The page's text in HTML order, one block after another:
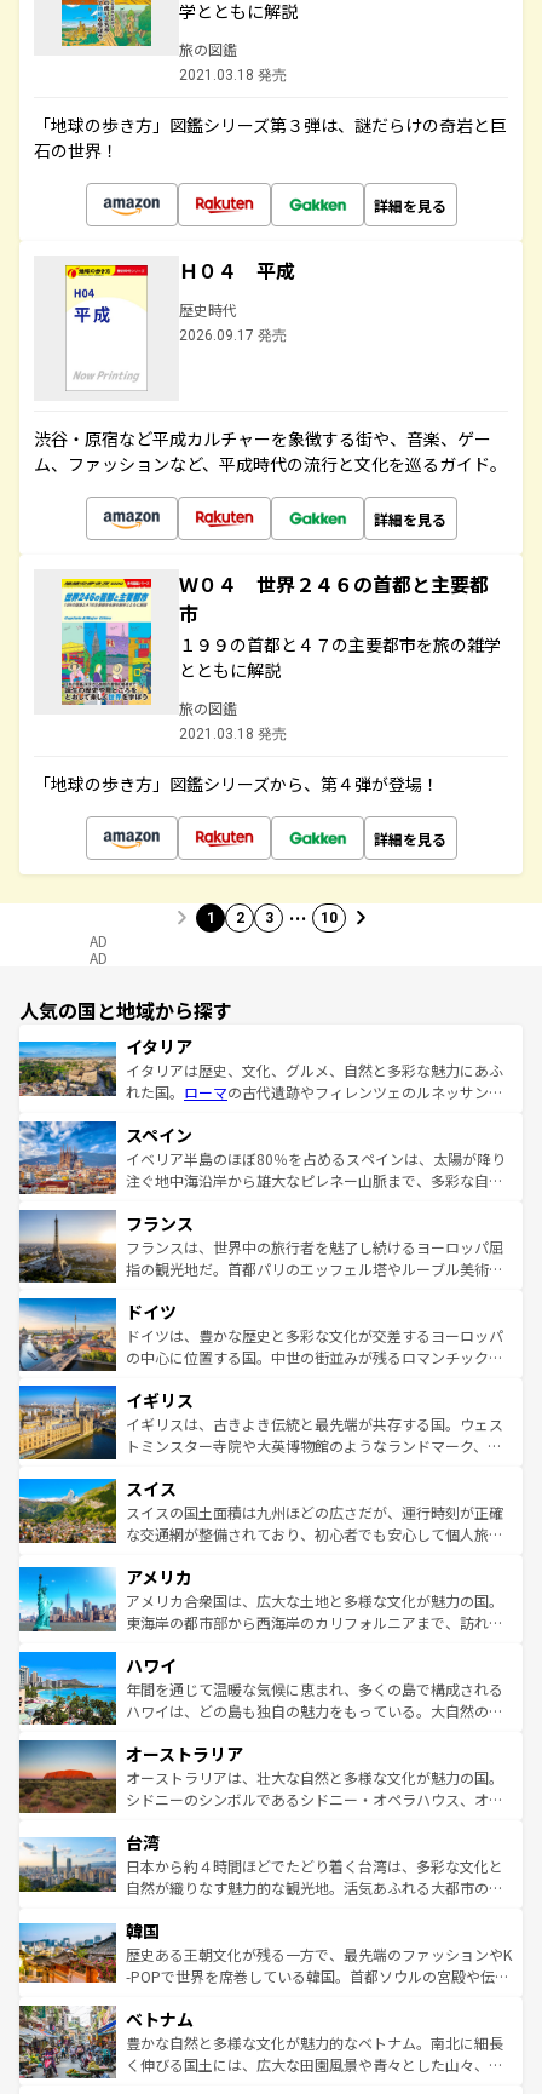
学とともに解説
旅の図鑑
2021.03.18 発売
「地球の歩き方」図鑑シリーズ第３弾は、謎だらけの奇岩と巨
石の世界！
詳細を見る
Ｈ０４ 平成
歴史時代
2026.09.17 発売
渋谷・原宿など平成カルチャーを象徴する街や、音楽、ゲー
ム、ファッションなど、平成時代の流行と文化を巡るガイド。
詳細を見る
Ｗ０４ 世界２４６の首都と主要都
市
１９９の首都と４７の主要都市を旅の雑学
とともに解説
旅の図鑑
2021.03.18 発売
「地球の歩き方」図鑑シリーズから、第４弾が登場！
詳細を見る
1 2 3 … 10
AD
AD
人気の国と地域から探す
イタリア
イタリアは歴史、文化、グルメ、自然と多彩な魅力にあふ
れた国。 ローマの古代遺跡やフィレンツェのルネッサンス
ろん、トスカーナの美しい田園風景やアマルフィ海岸の絶
景など、自然景観も見逃せない。観光の合間には、本場の
ピザやパスタなど、絶品のイタリア料理を堪能することも
ませてくれるイタリアで、忘れられない旅をしてみよう！
なお、新着のイタリア情報はコンテンツ一覧 を参照してほ
しい。
スペイン
イベリア半島のほぼ80％を占めるスペインは、太陽が降り
注ぐ地中海沿岸から雄大なピレネー山脈まで、多彩な自然
文化が根付くこの国では、情熱的なフラメンコ、熱気あふ
れる闘牛、そして美味しいタパスが生活の一部となってい
る。首都マドリードの洗練された雰囲気や、バルセロナの
の城塞都市、穏やかなビーチリゾートまで多彩な表情を見
せる。地方によって風土や気候が異なるスペインはその個
性で訪れる人を魅了する。 なお、新着のスペイン情報はコ
フランス
フランスは、世界中の旅行者を魅了し続けるヨーロッパ屈
指の観光地だ。首都パリのエッフェル塔やルーブル美術館
で、幅広い魅力が詰まっている。華麗な宮殿、歴史的な大
聖堂、美しいビーチ、そして豊かな自然が、訪れる者を心
から魅了する。また、フランスは美食の国としても知ら
いる。シャンパンの発祥地であるランス、プロヴァンスの
香り高いラベンダー畑など、多彩な楽しみ方が可能だ。さ
らに、パリ以外の地域にも魅力が溢れており、どの街角に
れる地方に足を運ぶとそれぞれで全く異なる文化を体験で
きるだろう。 なお、新着のフランス情報はコンテンツ一覧
を参照してほしい。
ドイツ
ドイツは、豊かな歴史と多彩な文化が交差するヨーロッパ
の中心に位置する国。中世の街並みが残るロマンチック街
顔を持つこの国は、どこを歩いても飽きることがない。ベ
ルリンの文化的活気、バイエルン州のアルプスの絶景、そ
してライン川沿いのワイン畑といった風景は必見。ビール
は、お酒好きな人にはぜひ体験してほしい。 なお、新着の
ドイツ情報はコンテンツ一覧を参照してほしい。
イギリス
イギリスは、古きよき伝統と最先端が共存する国。ウェス
トミンスター寺院や大英博物館のようなランドマーク、歴
リアごとに異なる魅力がある。また、優雅なアフタヌーン
ティー、ビール好きにはたまらない英国パブ、サッカー観
戦など、本場だからこそできる体験も豊富。イギリスを旅
ンツ一覧を参照してほしい。
スイス
スイスの国土面積は九州ほどの広さだが、運行時刻が正確
な交通網が整備されており、初心者でも安心して個人旅行
の建物がそのまま残る町や、スイスならではのユニークな
博物館もあり、アルプス観光だけでなく町歩きも満喫する
ことができる。国民の所得が高いため物価も高いが、旅行
ば市内交通費無料で観光を楽しむこともできる。 なお、新
着のスイス情報はコンテンツ一覧 を参照してほしい。
アメリカ
アメリカ合衆国は、広大な土地と多様な文化が魅力の国。
東海岸の都市部から西海岸のカリフォルニアまで、訪れる
のような巨大都市は、観光、ショッピング、エンターテイ
ンメントが詰まった刺激的なスポットだ。一方、アメリカ
西部には大自然が広がり、グランドキャニオンやイエロー
部のニューオーリンズでは、音楽と美食が融合した独特の
文化が魅力。旅行者はアメリカの各地域で異なる魅力を楽
しみながら、その多様性と豊かな歴史を感じることができ
ならではの贅沢な旅のスタイルだ。 なお、新着のアメリカ
情報はコンテンツ一覧を参照してほしい。
ハワイ
年間を通じて温暖な気候に恵まれ、多くの島で構成される
ハワイは、どの島も独自の魅力をもっている。大自然の神
ワイ島は見逃せない。また、定番の観光地といえばオアフ
島だが、静かな自然を求めるならマウイ島やカウアイ島が
おすすめ。エメラルドグリーンに輝く海をはじめ、豊かな
れるおもてなしの心で訪れる人々を迎えてくれるハワイの
人々、おいしいローカルフードやハワイアンミュージッ
ク、伝統的なフラダンスなど、すべてがハワイの魅力を彩
ワイを、存分に味わってほしい。 なお、新着のハワイ情報
はコンテンツ一覧を参照してほしい。
オーストラリア
オーストラリアは、壮大な自然と多様な文化が魅力の国。
シドニーのシンボルであるシドニー・オペラハウス、オー
リアリーフや大陸中央部にそびえるウルル（エアーズロッ
ク）、タスマニアの美しい原生林やケアンズの熱帯雨林な
ど、見どころがたくさん。また、カフェやワイン、オージ
いる。アクティビティも充実しており、サーフィンやダイ
ビング、ハイキングなど、アウトドア好きにはたまらな
い。オーストラリアの多彩な魅力を存分に味わいつくそ
参照してほしい。
台湾
日本から約４時間ほどでたどり着く台湾は、多彩な文化と
自然が織りなす魅力的な観光地。活気あふれる大都市の台
ン）、静ひつな山岳地帯である台湾東部など、都市の喧騒
と山間の静けさが共存しており、訪れる人に新しい発見と
驚きをもたらしてくれる。また、奥深い台湾の食文化も魅
容にもいいと評判のスイーツなど、バラエティ豊かな料理
が味わえる。 なお、新着の台湾情報は コンテンツ一覧を参
照してほしい。
韓国
歴史ある王朝文化が残る一方で、最先端のファッションやK
-POPで世界を席巻している韓国。首都ソウルの宮殿や伝統
き、地方に足を延ばせば四季折々の自然美を楽しむことが
できる。そして、キムチや焼肉、絶品のストリートフード
まで、さまざまな韓国料理が待っている。夜には、韓国な
ベトナム
豊かな自然と多様な文化が魅力的なベトナム。南北に細長
く伸びる国土には、広大な田園風景や青々とした山々、世